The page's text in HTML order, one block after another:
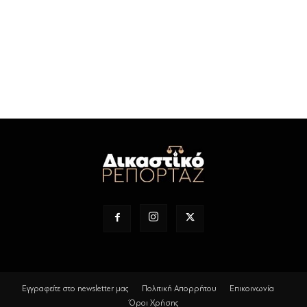
Εγγραφείτε στο newsletter μας Πολιτική Απορρήτου
Επικοινωνία
Όροι Χρήσης